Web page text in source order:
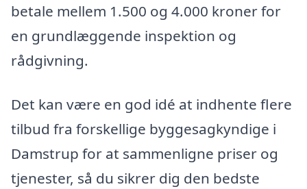
betale mellem 1.500 og 4.000 kroner for
en grundlæggende inspektion og
rådgivning.
Det kan være en god idé at indhente flere
tilbud fra forskellige byggesagkyndige i
Damstrup for at sammenligne priser og
tjenester, så du sikrer dig den bedste